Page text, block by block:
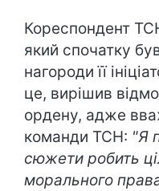
Кореспондент
який спочатку
нагороди її
це, вирішив
ордену, адже
команди ТСН: "Я
сюжети робить
морального